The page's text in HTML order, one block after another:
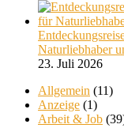
Naturliebhaber
23. Juli 2026
Allgemein (11)
Anzeige (1)
Arbeit & Job